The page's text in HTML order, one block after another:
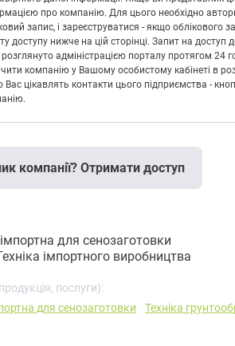
про компанію. Для цього необхідно
запис, і зареєструватися - якщо облікового
доступу нижче на цій сторінці. Запит на
адміністрацією порталу протягом 24
компанію у Вашому особистому кабінеті в
цікавлять контакти цього підприємства -
компанії? Отримати доступ
імпортна для сенозаготовки
імпортного виробництва
послуги):
для сенозаготовки
Техніка